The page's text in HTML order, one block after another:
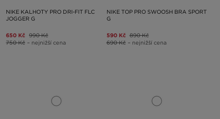
NIKE KALHOTY PRO DRI-FIT FLC
JOGGER G
650 Kč 990 Kč
750 Kč – nejnižší cena
NIKE TOP PRO SWOOSH BRA SPORT
G
590 Kč 890 Kč
690 Kč – nejnižší cena